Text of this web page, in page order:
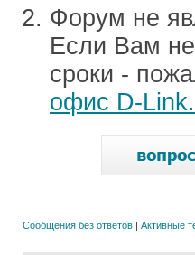
Форум не
Если Вам
сроки -
офис D-Link.
Сообщения без ответов | Активные